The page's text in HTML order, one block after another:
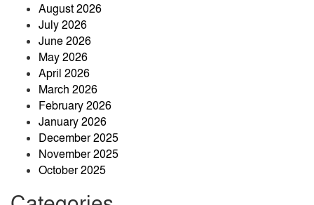
August 2026
July 2026
June 2026
May 2026
April 2026
March 2026
February 2026
January 2026
December 2025
November 2025
October 2025